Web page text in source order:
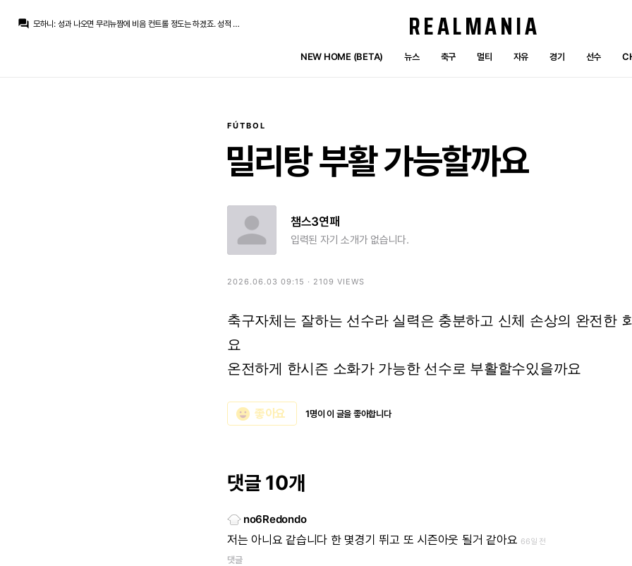
question_answer 모하니: 성과 나오면 무리뉴짬에 비음 컨트롤 정도는 하겠죠. 성적 안나오는순간 그냥 폭탄인거지
REALMANIA
NEW HOME (BETA) 뉴스 축구 멀티 자유 경기 선수
FÚTBOL
밀리탕부활가능할까요
챔스3연패
입력된 자기 소개가 없습니다.
2026.06.03 09:15 · 2109 VIEWS
축구자체는 잘하는 선수라 실력은 충분하고 신체 손상의 완전한
요
온전하게 한시즌 소화가 가능한 선수로 부활할수있을까요
emoji_emotions 좋아요 1명이 이 글을 좋아합니다
댓글 10개
no6Redondo
저는 아니요 같습니다 한 몇경기 뛰고 또 시즌아웃 될거 같아요 66일 전
댓글